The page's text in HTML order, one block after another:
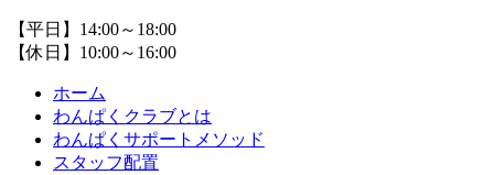
【平日】14:00～18:00
【休日】10:00～16:00
ホーム
わんぱくクラブとは
わんぱくサポートメソッド
スタッフ配置